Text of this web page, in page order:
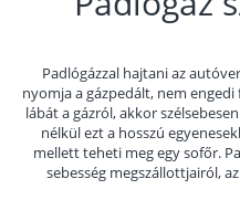
Padlógázzal hajtani az
nyomja a gázpedált, nem
lábát a gázról, akkor
nélkül ezt a hosszú
mellett teheti meg egy sofőr.
sebesség megszállottjairól,